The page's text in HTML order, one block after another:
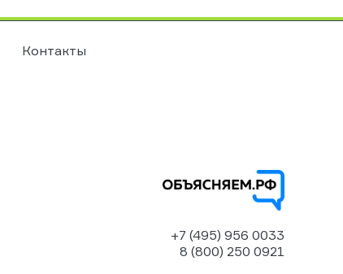
Контакты
+7 (495) 956 0033
8 (800) 250 0921